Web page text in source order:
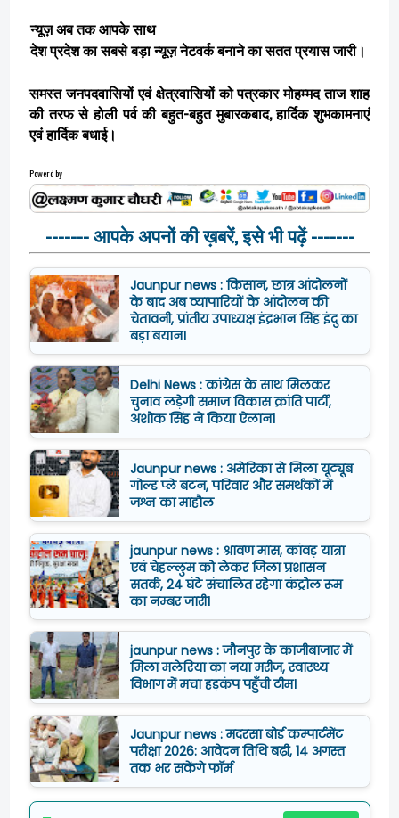
न्यूज़ अब तक आपके साथ
देश प्रदेश का सबसे बड़ा न्यूज़ नेटवर्क बनाने का सतत प्रयास जारी।
समस्त जनपदवासियों एवं क्षेत्रवासियों को पत्रकार मोहम्मद ताज शाह
की तरफ से होली पर्व की बहुत-बहुत मुबारकबाद, हार्दिक शुभकामनाएं
एवं हार्दिक बधाई।
Powerd by
------- आपके अपनों की ख़बरें, इसे भी पढ़ें -------
Jaunpur news : किसान, छात्र आंदोलनों
के बाद अब व्यापारियों के आंदोलन की
चेतावनी, प्रांतीय उपाध्यक्ष इंद्रभान सिंह इंदु का
बड़ा बयान।
Delhi News : कांग्रेस के साथ मिलकर
चुनाव लड़ेगी समाज विकास क्रांति पार्टी,
अशोक सिंह ने किया ऐलान।
Jaunpur news : अमेरिका से मिला यूट्यूब
गोल्ड प्ले बटन, परिवार और समर्थकों में
जश्न का माहौल
jaunpur news : श्रावण मास, कांवड़ यात्रा
एवं चेहल्लुम को लेकर जिला प्रशासन
सतर्क, 24 घंटे संचालित रहेगा कंट्रोल रूम
का नम्बर जारी।
jaunpur news : जौनपुर के काजीबाजार में
मिला मलेरिया का नया मरीज, स्वास्थ्य
विभाग में मचा हड़कंप पहुँची टीम।
Jaunpur news : मदरसा बोर्ड कम्पार्टमेंट
परीक्षा 2026: आवेदन तिथि बढ़ी, 14 अगस्त
तक भर सकेंगे फॉर्म